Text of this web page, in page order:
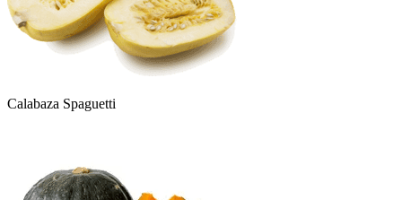
Calabaza Spaguetti